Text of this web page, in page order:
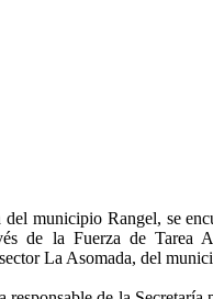
municipio Rangel, se
de la Fuerza de Tarea
La Asomada, del